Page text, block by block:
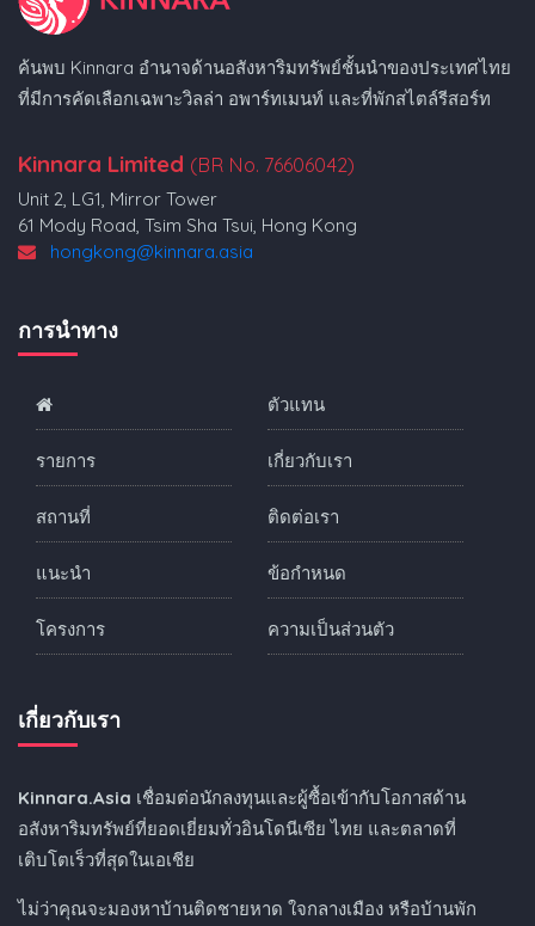
ค้นพบ Kinnara อำนาจด้านอสังหาริมทรัพย์ชั้นนำของประเทศไทย
ที่มีการคัดเลือกเฉพาะวิลล่า อพาร์ทเมนท์ และที่พักสไตล์รีสอร์ท
Kinnara Limited (BR No. 76606042)
Unit 2, LG1, Mirror Tower
61 Mody Road, Tsim Sha Tsui, Hong Kong
hongkong@kinnara.asia
การนำทาง
รายการ
สถานที่
แนะนำ
โครงการ
ตัวแทน
เกี่ยวกับเรา
ติดต่อเรา
ข้อกำหนด
ความเป็นส่วนตัว
เกี่ยวกับเรา
Kinnara.Asia เชื่อมต่อนักลงทุนและผู้ซื้อเข้ากับโอกาสด้าน
อสังหาริมทรัพย์ที่ยอดเยี่ยมทั่วอินโดนีเซีย ไทย และตลาดที่
เติบโตเร็วที่สุดในเอเชีย
ไม่ว่าคุณจะมองหาบ้านติดชายหาด ใจกลางเมือง หรือบ้านพัก